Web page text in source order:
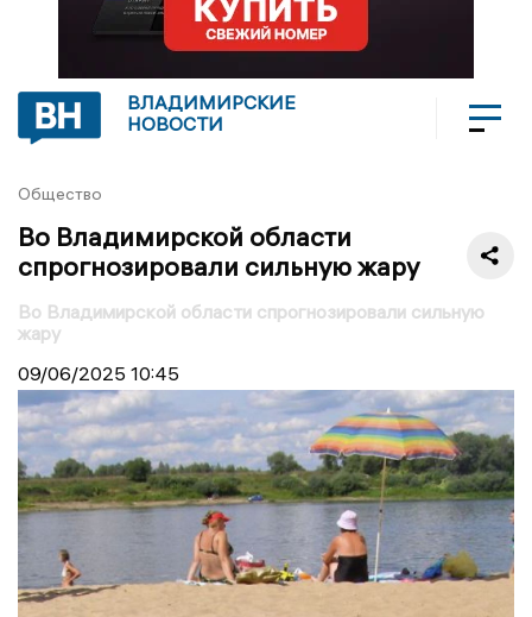
ВЛАДИМИРСКИЕ
НОВОСТИ
Общество
Во Владимирской области
спрогнозировали сильную жару
Во Владимирской области спрогнозировали сильную
жару
09/06/2025 10:45